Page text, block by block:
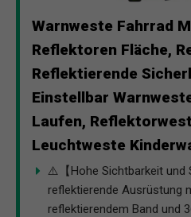
Warnweste Fahrrad
Reflektoren Fläche,
Reflektierende
Einstellbar
Laufen,
Leuchtweste
⚠️【Hohe Sichtbarkeit und
reflektierende Ausrüstung
reflektierendem Band und